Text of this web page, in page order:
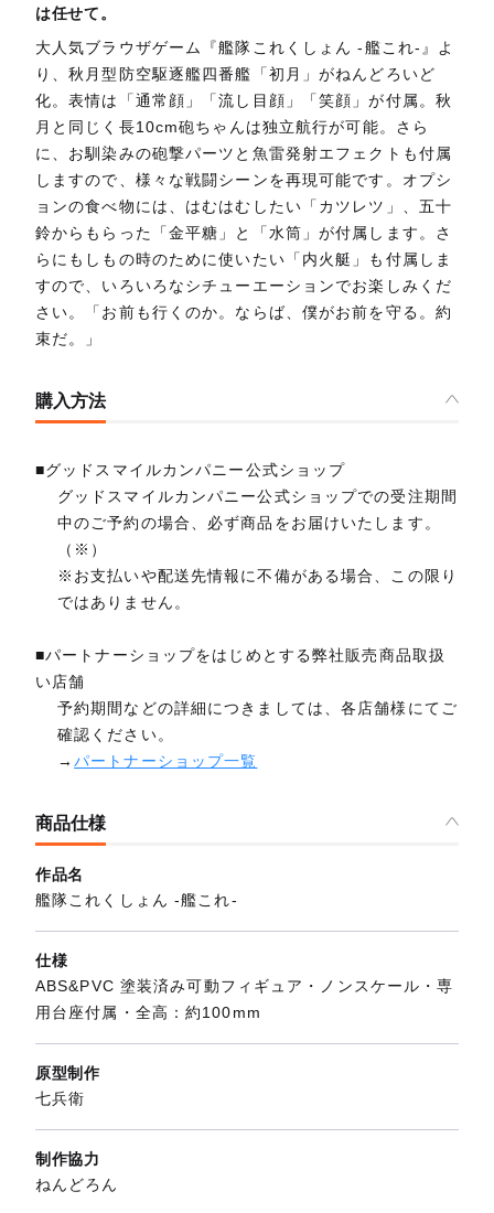
は任せて。
大人気ブラウザゲーム『艦隊これくしょん -艦これ-』よ
り、秋月型防空駆逐艦四番艦「初月」がねんどろいど
化。表情は「通常顔」「流し目顔」「笑顔」が付属。秋
月と同じく長10cm砲ちゃんは独立航行が可能。さら
に、お馴染みの砲撃パーツと魚雷発射エフェクトも付属
しますので、様々な戦闘シーンを再現可能です。オプシ
ョンの食べ物には、はむはむしたい「カツレツ」、五十
鈴からもらった「金平糖」と「水筒」が付属します。さ
らにもしもの時のために使いたい「内火艇」も付属しま
すので、いろいろなシチューエーションでお楽しみくだ
さい。「お前も行くのか。ならば、僕がお前を守る。約
束だ。」
購入方法
■グッドスマイルカンパニー公式ショップ
グッドスマイルカンパニー公式ショップでの受注期間
中のご予約の場合、必ず商品をお届けいたします。
（※）
※お支払いや配送先情報に不備がある場合、この限り
ではありません。
■パートナーショップをはじめとする弊社販売商品取扱
い店舗
予約期間などの詳細につきましては、各店舗様にてご
確認ください。
→パートナーショップ一覧
商品仕様
作品名
艦隊これくしょん ‐艦これ‐
仕様
ABS&PVC 塗装済み可動フィギュア・ノンスケール・専
用台座付属・全高：約100mm
原型制作
七兵衛
制作協力
ねんどろん